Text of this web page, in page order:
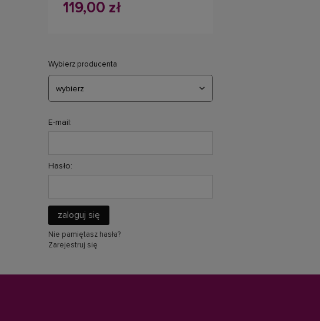
119,00 zł
Wybierz producenta
E-mail:
Hasło:
zaloguj się
Nie pamiętasz hasła?
Zarejestruj się